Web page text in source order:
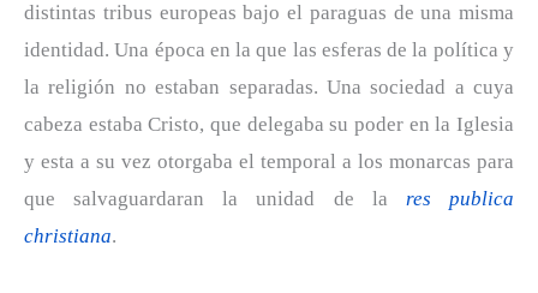
distintas tribus europeas bajo el paraguas de una misma
identidad. Una época en la que las esferas de la política y
la religión no estaban separadas. Una sociedad a cuya
cabeza estaba Cristo, que delegaba su poder en la Iglesia
y esta a su vez otorgaba el temporal a los monarcas para
que salvaguardaran la unidad de la res publica
christiana.